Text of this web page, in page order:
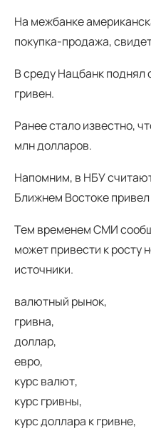
На межбанке
покупка-продажа,
В среду Нацбанк поднял
гривен.
Ранее стало известно,
млн долларов.
Напомним, в НБУ
Ближнем Востоке привел
Тем временем СМИ
может привести к
источники.
валютный рынок,
гривна,
доллар,
евро,
курс валют,
курс гривны,
курс доллара к гривне,